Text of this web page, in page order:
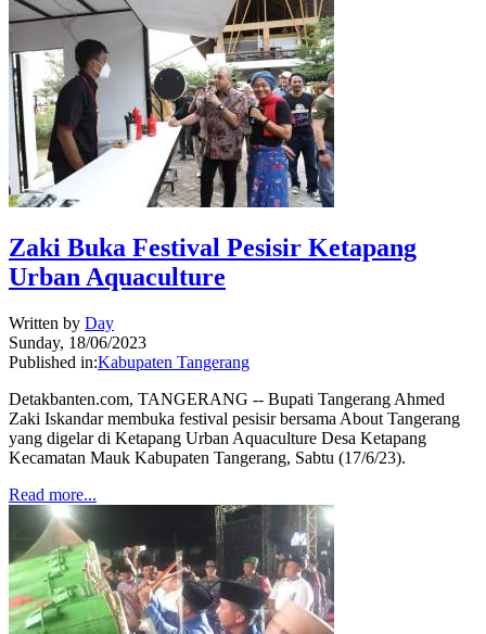
Zaki Buka Festival Pesisir Ketapang
Urban Aquaculture
Written by Day
Sunday, 18/06/2023
Published in:Kabupaten Tangerang
Detakbanten.com, TANGERANG -- Bupati Tangerang Ahmed
Zaki Iskandar membuka festival pesisir bersama About Tangerang
yang digelar di Ketapang Urban Aquaculture Desa Ketapang
Kecamatan Mauk Kabupaten Tangerang, Sabtu (17/6/23).
Read more...